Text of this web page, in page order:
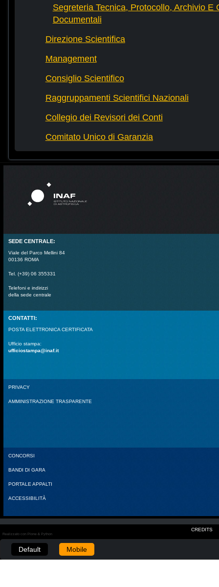
Segreteria Tecnica, Protocollo, Archivio E
Documentali
Direzione Scientifica
Management
Consiglio Scientifico
Raggruppamenti Scientifici Nazionali
Collegio dei Revisori dei Conti
Comitato Unico di Garanzia
SEDE CENTRALE:
Viale del Parco Mellini 84
00136 ROMA
Tel. (+39) 06 355331
Telefoni e indirizzi
della sede centrale
CONTATTI:
POSTA ELETTRONICA CERTIFICATA
Ufficio stampa:
ufficiostampa@inaf.it
PRIVACY
AMMINISTRAZIONE TRASPARENTE
CONCORSI
BANDI DI GARA
PORTALE APPALTI
ACCESSIBILITÀ
CREDITS
Realizzato con Plone & Python
Default Mobile